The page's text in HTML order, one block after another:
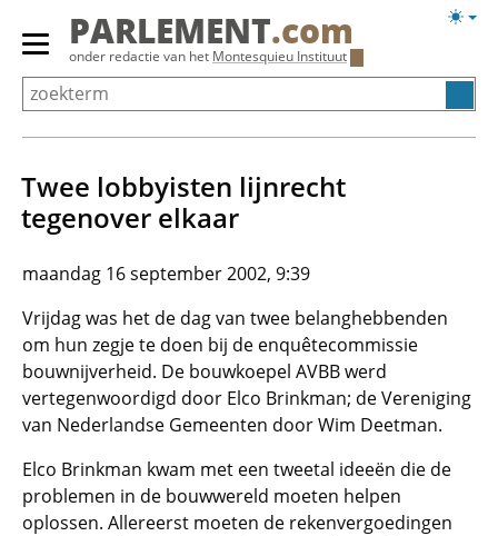
Overslaan
Primair
menu
tonen/verbergen
PARLEMENT.com
onder redactie van het Montesquieu Instituut
Twee lobbyisten lijnrecht
tegenover elkaar
maandag 16 september 2002, 9:39
Vrijdag was het de dag van twee belanghebbenden
om hun zegje te doen bij de enquêtecommissie
bouwnijverheid. De bouwkoepel AVBB werd
vertegenwoordigd door Elco Brinkman; de Vereniging
van Nederlandse Gemeenten door Wim Deetman.
Elco Brinkman kwam met een tweetal ideeën die de
problemen in de bouwwereld moeten helpen
oplossen. Allereerst moeten de rekenvergoedingen